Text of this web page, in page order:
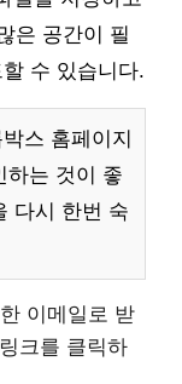
은 공간이 필
수 있습니다.
스 홈페이지
하는 것이 좋
다시 한번 숙
이메일로 받
크를 클릭하